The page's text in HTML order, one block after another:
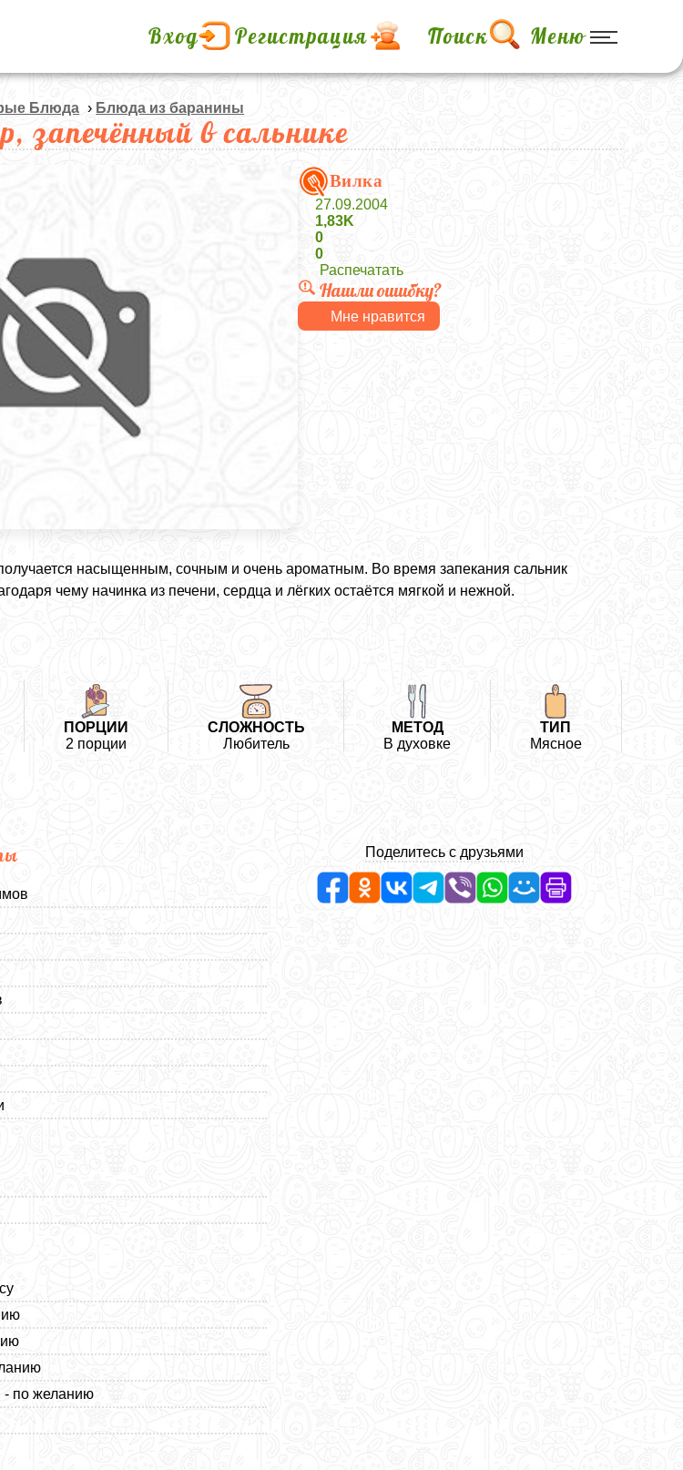
Вход Регистрация Поиск Меню
Блюда › Блюда из баранины
запечённый в сальнике
Вилка
27.09.2004
1,83K
0
0
Распечатать
Нашли ошибку?
Мне нравится
насыщенным, сочным и очень ароматным. Во время запекания сальник
чему начинка из печени, сердца и лёгких остаётся мягкой и нежной.
ПОРЦИИ
2 порции
СЛОЖНОСТЬ
Любитель
МЕТОД
В духовке
ТИП
Мясное
- по желанию
Поделитесь с друзьями